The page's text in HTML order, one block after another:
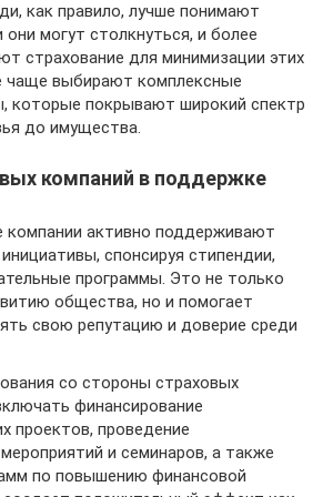
как правило, лучше понимают
могут столкнуться, и более
страхование для минимизации этих
чаще выбирают комплексные
которые покрывают широкий спектр
до имущества.
компаний в поддержке
компании активно поддерживают
спонсируя стипендии,
программы. Это не только
общества, но и помогает
свою репутацию и доверие среди
со стороны страховых
финансирование
проектов, проведение
и семинаров, а также
по повышению финансовой